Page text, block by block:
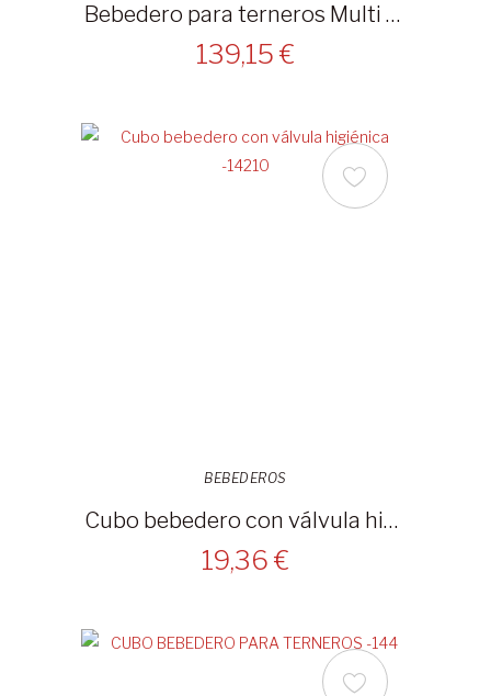
Bebedero para terneros Multi Feeder sin divisiones
139,15 €
BEBEDEROS
Cubo bebedero con válvula higiénica -14210
19,36 €